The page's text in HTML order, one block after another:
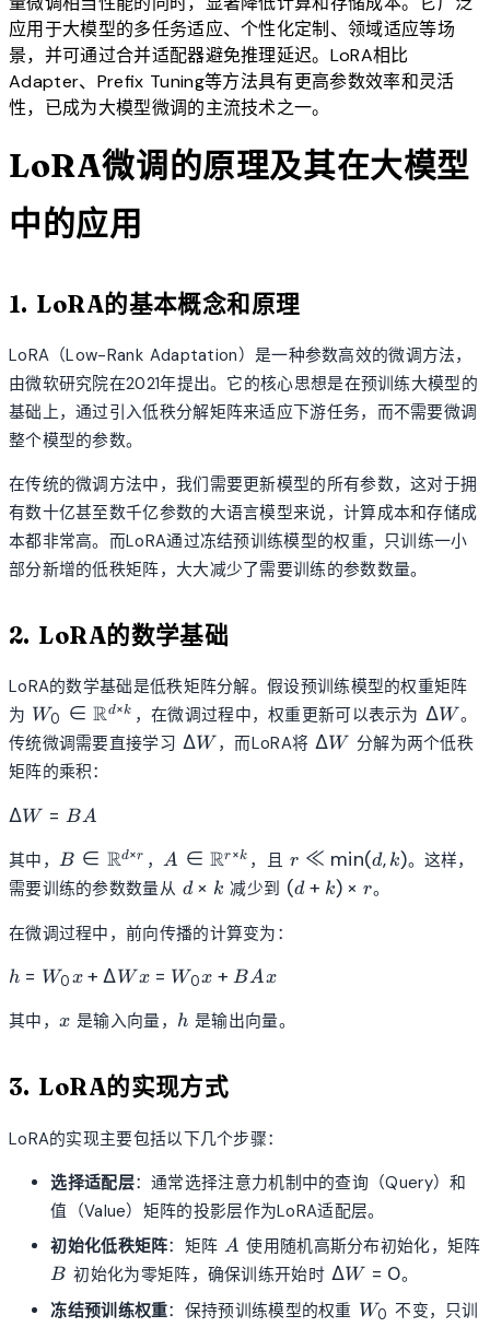
应用于大模型的多任务适应、个性化定制、领域适应等场
景，并可通过合并适配器避免推理延迟。LoRA相比
Adapter、Prefix Tuning等方法具有更高参数效率和灵活
性，已成为大模型微调的主流技术之一。
LoRA微调的原理及其在大模型
中的应用
1. LoRA的基本概念和原理
LoRA（Low-Rank Adaptation）是一种参数高效的微调方法，
由微软研究院在2021年提出。它的核心思想是在预训练大模型的
基础上，通过引入低秩分解矩阵来适应下游任务，而不需要微调
整个模型的参数。
在传统的微调方法中，我们需要更新模型的所有参数，这对于拥
有数十亿甚至数千亿参数的大语言模型来说，计算成本和存储成
本都非常高。而LoRA通过冻结预训练模型的权重，只训练一小
部分新增的低秩矩阵，大大减少了需要训练的参数数量。
2. LoRA的数学基础
LoRA的数学基础是低秩矩阵分解。假设预训练模型的权重矩阵
为 W_0 \in
\mathbb{R}^{d
\times k}
W0 ∈ Rd×k ，在微调过程中，权重更新可以表示为 \Delta
W
ΔW。
传统微调需要直接学习 \Delta
ΔW ，而LoRA将 \Delta
ΔW 分解为两个低秩
矩阵的乘积：
\Delta
BA
ΔW = BA
其中， B \in
\mathbb{R}^{d
\times r}
B ∈ Rd×r ，A \in
\mathbb{R}^{r
\times k}
A ∈ Rr×k ，且 r \ll
\min(d,
k)
r ≪ min(d, k)。这样，
需要训练的参数数量从 d
k
d × k 减少到 (d +
(d + k) × r。
在微调过程中，前向传播的计算变为：
h =
+
W_0x
h = W0x + ΔWx = W0x + BAx
其中， x
x 是输入向量， h
h 是输出向量。
3. LoRA的实现方式
LoRA的实现主要包括以下几个步骤：
选择适配层：通常选择注意力机制中的查询（Query）和
值（Value）矩阵的投影层作为LoRA适配层。
初始化低秩矩阵：矩阵A
A 使用随机高斯分布初始化，矩阵
B
B 初始化为零矩阵，确保训练开始时 \Delta
0
ΔW = 0。
冻结预训练权重：保持预训练模型的权重 W_0
W0 不变，只训